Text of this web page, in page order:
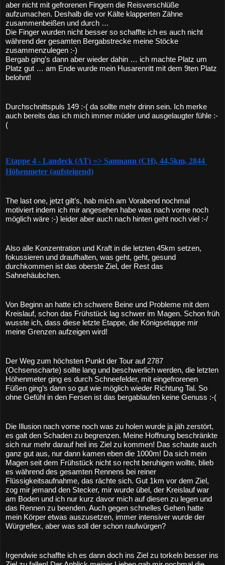
aber nicht mit gefrorenen Fingern die Reisverschlüße
aufzumachen. Deshalb die vor Kälte klapperten Zähne
zusammenbeißen und durch …
Die Finger wurden nicht besser so schaffte ich es auch nicht
während der gesamten Bergabstrecke meine Stöcke
zusammenzulegen :-)
Bergab ging’s dann aber wieder dahin … ich machte Platz um
Platz gut … am Ende wurde mein Husarenritt mit dem 9ten Platz
belohnt!
Durchschnittspuls 149 :-( da sollte mehr drinn sein. Ich merke
auch bereits das ich mich immer müder und ausgelaugter fühle :-
(
Etappe 4 - Landeck (AT) => Samnaun (CH), 44,5km, 2844
Höhenmeter (aufsteigend)
The last one, jetzt gilt’s, hab mich am Vorabend nochmal
motiviert indem ich mir angesehen habe was nach vorne noch
möglich wäre :-) leider aber auch nach hinten geht noch viel :-/
Also alle Konzentration und Kraft in die letzten 45km setzen,
fokussieren und draufhalten, was geht, geht, gesund
durchkommen ist das oberste Ziel, der Rest das
Sahnehäubchen.
Von Beginn an hatte ich schwere Beine und Probleme mit dem
Kreislauf, schon das Frühstück lag schwer im Magen. Schon früh
wusste ich, dass diese letzte Etappe, die Königsetappe mir
meine Grenzen aufzeigen wird!
Der Weg zum höchsten Punkt der Tour auf 2787
(Ochsenscharte) sollte lang und beschwerlich werden, die letzten
Höhenmeter ging es durch Schneefelder, mit eingefrorenen
Füßen ging’s dann so gut wie möglich wieder Richtung Tal. So
ohne Gefühl in den Fersen ist das bergablaufen keine Genuss :-(
Die Illusion nach vorne noch was zu holen wurde ja jäh zerstört,
es galt den Schaden zu begrenzen. Meine Hoffnung beschränkte
sich nur mehr darauf heil ins Ziel zu kommen! Das schaute auch
ganz gut aus, nur dann kamen eben die 1000m! Da sich mein
Magen seit dem Frühstück nicht so recht beruhigen wollte, blieb
es während des gesamten Rennens bei reiner
Flüssigkeitsaufnahme, das rächte sich. Gut 1km vor dem Ziel,
zog mir jemand den Stecker, mir wurde übel, der Kreislauf war
am Boden und ich nur kurz davor mich auf diesen zu legen und
das Rennen zu beenden. Auch gegen schnelles Gehen hatte
mein Körper etwas auszusetzen, immer intensiver wurde der
Würgreflex, aber was soll der schon raufwürgen?
Irgendwie schaffte ich es dann doch ins Ziel zu torkeln besser ins